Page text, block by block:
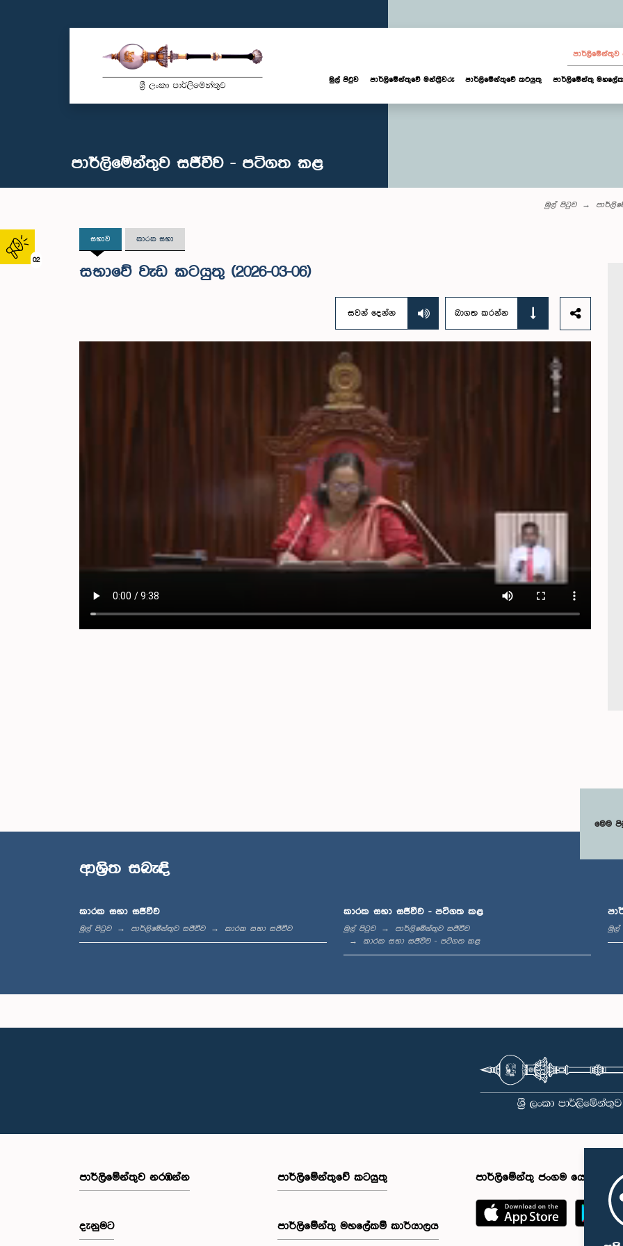
02
පාර්ලි‌මේන්තුව
මුල් පිටුව පාර්ලි‌මේන්තුවේ මන්ත්‍රීවරු පාර්ලිමේන්තුවේ කටයුතු පාර්ලිමේන්තු
පාර්ලිමේන්තුව සජීවීව - පටිගත කළ
මුල් පිටුව
සභාව කාරක සභා
සභාවේ වැඩ කටයුතු (2026-03-06)
සවන් දෙන්න බාගත කරන්න
මෙම
ආශ්‍රිත සබැඳි
කාරක සභා සජීවීව
මුල් පිටුව පාර්ලිමේන්තුව සජීවීව කාරක සභා සජීවීව
කාරක සභා සජීවීව - පටිගත කළ
මුල් පිටුව
පාර්ලිමේන්තුව සජීවීව
කාරක සභා සජීවීව - පටිගත කළ
මුල්
පාර්ලි‌මේන්තුව නරඹන්න
දැනුමට
පාර්ලිමේන්තුවේ කටයුතු
පාර්ලිමේන්තු මහලේකම් කාර්යාලය
පාර්ලිමේන්තු ජංගම යෙදුම